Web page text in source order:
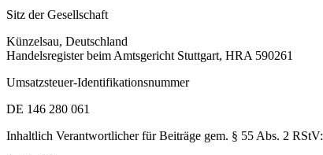
Sitz der Gesellschaft
Künzelsau, Deutschland
Handelsregister beim Amtsgericht Stuttgart, HRA 590261
Umsatzsteuer-Identifikationsnummer
DE 146 280 061
Inhaltlich Verantwortlicher für Beiträge gem. § 55 Abs. 2 RStV: